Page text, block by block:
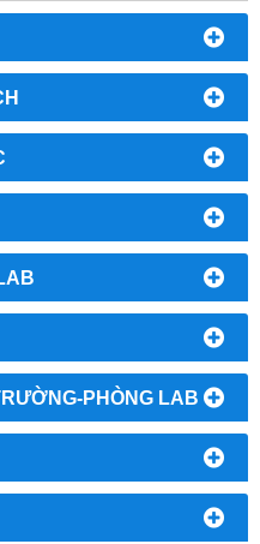
PHÒNG LAB